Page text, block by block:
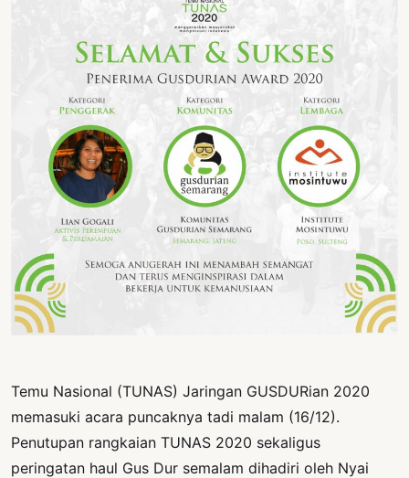
Temu Nasional (TUNAS) Jaringan GUSDURian 2020
memasuki acara puncaknya tadi malam (16/12).
Penutupan rangkaian TUNAS 2020 sekaligus
peringatan haul Gus Dur semalam dihadiri oleh Nyai